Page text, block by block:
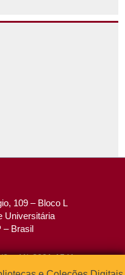
109 – Bloco L
Universitária
– Brasil
3091-1541
1567